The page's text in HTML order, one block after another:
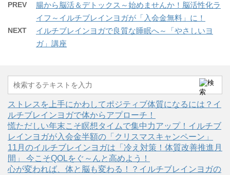
PREV
腸から脳活＆デトックス～始めませんか！脳活性化ラ
イフ～イルチブレインヨガが「入会金無料」に！
NEXT
イルチブレインヨガで良質な睡眠へ～「やさしいヨ
ガ」講座
ストレスを上手にかわしてポジティブ体質になるには？イ
ルチブレインヨガで体からアプローチ！
慌ただしい年末こそ瞑想タイムで集中力アップ！イルチブ
レインヨガが入会金半額の「クリスマスキャンペーン」
11月のイルチブレインヨガは「冷え対策！体質改善推進月
間」 今こそQOLをぐ～んと高めよう！
心が変われば、体と脳も変わる！？イルチブレインヨガの